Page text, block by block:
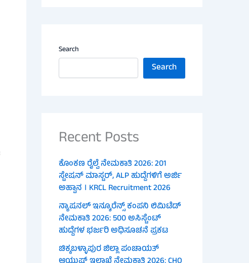
Search
Search
Recent Posts
ಕೊಂಕಣ ರೈಲ್ವೆ ನೇಮಕಾತಿ 2026: 201
ಸ್ಟೇಷನ್ ಮಾಸ್ಟರ್, ALP ಹುದ್ದೆಗಳಿಗೆ ಅರ್ಜಿ
ಅಹ್ವಾನ । KRCL Recruitment 2026
ನ್ಯಾಷನಲ್ ಇನ್ಶೂರೆನ್ಸ್ ಕಂಪನಿ ಲಿಮಿಟೆಡ್
ನೇಮಕಾತಿ 2026: 500 ಅಸಿಸ್ಟೆಂಟ್
ಹುದ್ದೆಗಳ ಭರ್ಜರಿ ಅಧಿಸೂಚನೆ ಪ್ರಕಟ
ಚಿಕ್ಕಬಳ್ಳಾಪುರ ಜಿಲ್ಲಾ ಪಂಚಾಯತ್